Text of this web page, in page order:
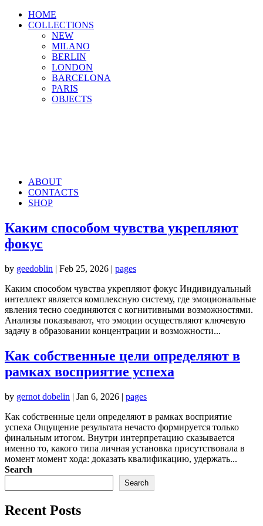
HOME
COLLECTIONS
NEW
MILANO
BERLIN
LONDON
BARCELONA
PARIS
OBJECTS
ABOUT
CONTACTS
SHOP
Каким способом чувства укрепляют
фокус
by geedoblin | Feb 25, 2026 | pages
Каким способом чувства укрепляют фокус Индивидуальный
интеллект является комплексную систему, где эмоциональные
явления тесно соединяются с когнитивными возможностями.
Анализы показывают, что эмоции осуществляют ключевую
задачу в образовании концентрации и возможности...
Как собственные цели определяют в
рамках восприятие успеха
by gernot dobelin | Jan 6, 2026 | pages
Как собственные цели определяют в рамках восприятие
успеха Ощущение результата нечасто формируется только
финальным итогом. Внутри интерпретацию сказывается
именно то, какого типа личная установка присутствовала в
момент момент хода: доказать квалификацию, удержать...
Search
Search
Recent Posts